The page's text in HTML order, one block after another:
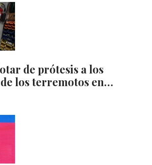
de prótesis a los
los terremotos en…